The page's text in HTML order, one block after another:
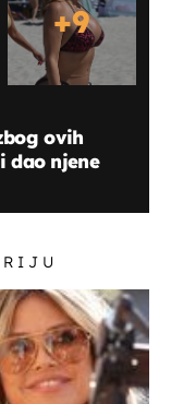
+9
ovih
dao njene